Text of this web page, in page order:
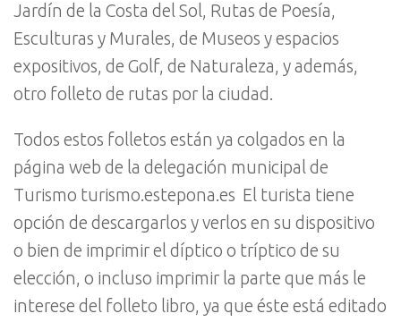
Jardín de la Costa del Sol, Rutas de Poesía,
Esculturas y Murales, de Museos y espacios
expositivos, de Golf, de Naturaleza, y además,
otro folleto de rutas por la ciudad.
Todos estos folletos están ya colgados en la
página web de la delegación municipal de
Turismo turismo.estepona.es El turista tiene
opción de descargarlos y verlos en su dispositivo
o bien de imprimir el díptico o tríptico de su
elección, o incluso imprimir la parte que más le
interese del folleto libro, ya que éste está editado